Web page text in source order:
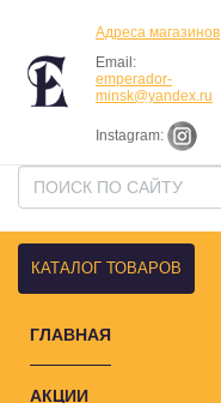
Адреса магазинов
Email:
emperador-
minsk@yandex.ru
Instagram:
КАТАЛОГ ТОВАРОВ
ГЛАВНАЯ
АКЦИИ